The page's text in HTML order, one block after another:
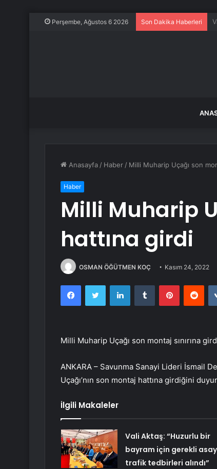
Perşembe, Ağustos 6 2026 Son Dakika Haberleri
Anasayfa / Haber / Milli Muharip Uçağı son
Haber
Milli Muharip
hattına girdi
OSMAN ÖĞÜTMEN KOÇ Kasım 24, 2022
FacebookTwitter LinkedInTumblr Pinterest
Milli Muharip Uçağı son montaj sınırına
ANKARA – Savunma Sanayi Lideri İsmail
Uçağı’nın son montaj hattına girdiğini
İlgili Makaleler
Vali Aktaş: “Huzurlu bir
bayram için gerekli
trafik tedbirleri alındı”